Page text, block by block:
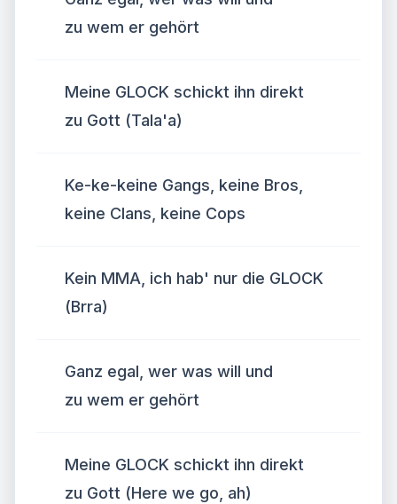
zu wem er gehört
Meine GLOCK schickt ihn direkt
zu Gott (Tala'a)
Ke-ke-keine Gangs, keine Bros,
keine Clans, keine Cops
Kein MMA, ich hab' nur die GLOCK
(Brra)
Ganz egal, wer was will und
zu wem er gehört
Meine GLOCK schickt ihn direkt
zu Gott (Here we go, ah)